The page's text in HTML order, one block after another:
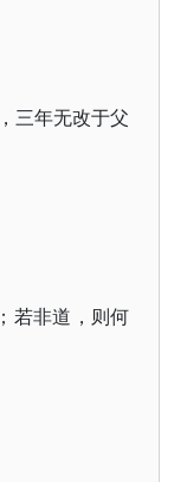
三年无改于父
若非道，则何